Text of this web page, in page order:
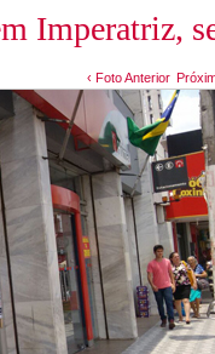
Imperatriz,
‹ Foto Anterior